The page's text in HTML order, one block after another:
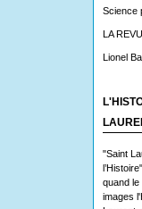
Science
LA
Lionel
"Saint
quand le
images